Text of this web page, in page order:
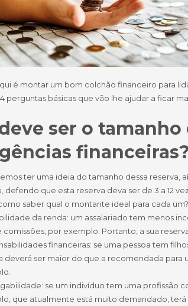
é montar um bom colchão financeiro para
perguntas básicas que vão lhe ajudar a ficar
ser o
financeiras?
ter uma ideia do tamanho dessa reserva,
defendo que esta reserva deva ser de 3 a 12
saber qual o montante ideal para cada
da renda: um assalariado tem menos
comissões, por exemplo. Portanto, a sua
financeiras: se uma pessoa tem
deverá ser maior do que a recomendada para
se um indivíduo tem uma profissão
que atualmente está muito demandado,